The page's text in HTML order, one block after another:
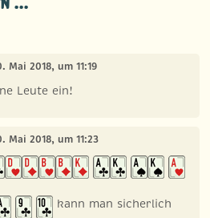
Mai 2018, um 11:19
Leute ein!
Mai 2018, um 11:23
kann man sicherlich